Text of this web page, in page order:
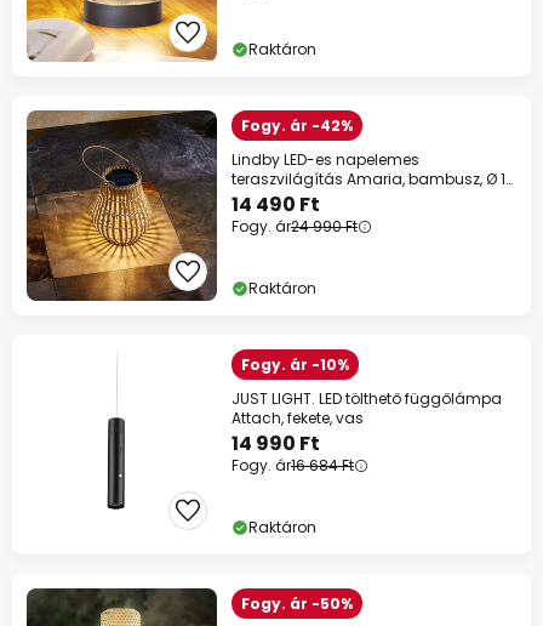
Raktáron
Fogy. ár -42%
Lindby LED-es napelemes
teraszvilágítás Amaria, bambusz, Ø 18
cm
14 490 Ft
Fogy. ár24 990 Ft
Raktáron
Fogy. ár -10%
JUST LIGHT. LED tölthető függőlámpa
Attach, fekete, vas
14 990 Ft
Fogy. ár16 684 Ft
Raktáron
Fogy. ár -50%